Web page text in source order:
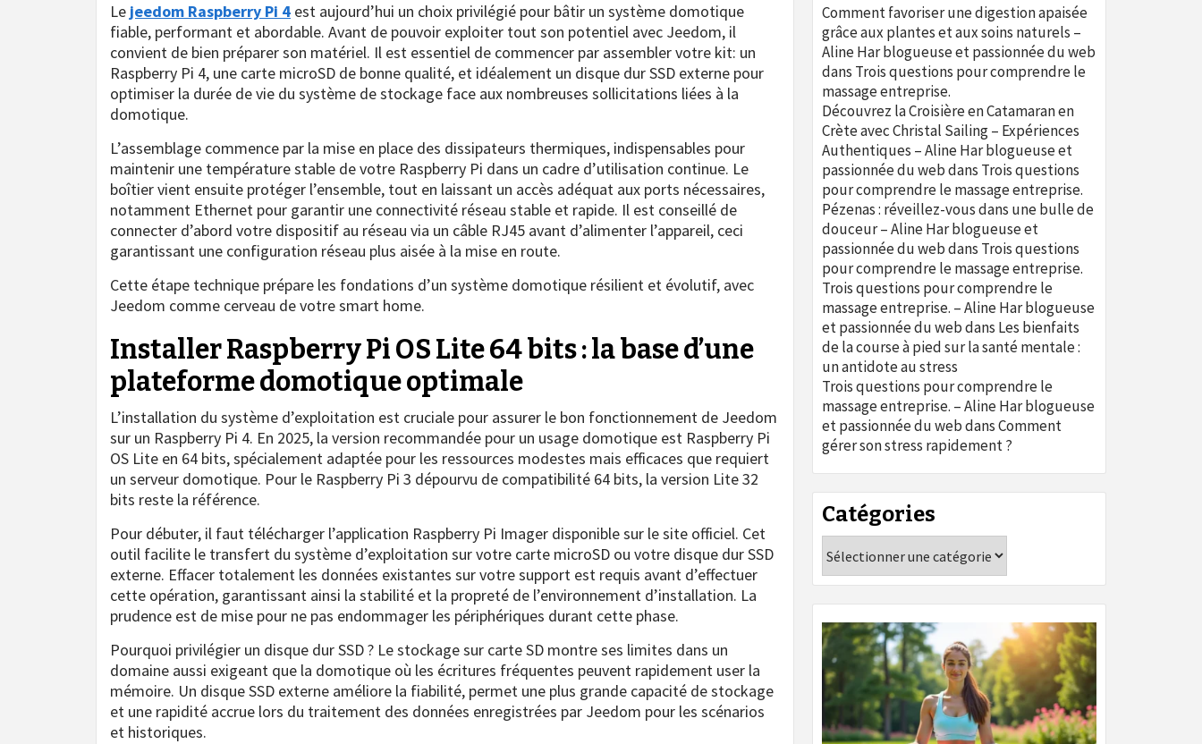
Le jeedom Raspberry Pi 4 est aujourd’hui un choix privilégié pour bâtir un système domotique
fiable, performant et abordable. Avant de pouvoir exploiter tout son potentiel avec Jeedom, il
convient de bien préparer son matériel. Il est essentiel de commencer par assembler votre kit: un
Raspberry Pi 4, une carte microSD de bonne qualité, et idéalement un disque dur SSD externe pour
optimiser la durée de vie du système de stockage face aux nombreuses sollicitations liées à la
domotique.
L’assemblage commence par la mise en place des dissipateurs thermiques, indispensables pour
maintenir une température stable de votre Raspberry Pi dans un cadre d’utilisation continue. Le
boîtier vient ensuite protéger l’ensemble, tout en laissant un accès adéquat aux ports nécessaires,
notamment Ethernet pour garantir une connectivité réseau stable et rapide. Il est conseillé de
connecter d’abord votre dispositif au réseau via un câble RJ45 avant d’alimenter l’appareil, ceci
garantissant une configuration réseau plus aisée à la mise en route.
Cette étape technique prépare les fondations d’un système domotique résilient et évolutif, avec
Jeedom comme cerveau de votre smart home.
Installer Raspberry Pi OS Lite 64 bits : la base d’une
plateforme domotique optimale
L’installation du système d’exploitation est cruciale pour assurer le bon fonctionnement de Jeedom
sur un Raspberry Pi 4. En 2025, la version recommandée pour un usage domotique est Raspberry Pi
OS Lite en 64 bits, spécialement adaptée pour les ressources modestes mais efficaces que requiert
un serveur domotique. Pour le Raspberry Pi 3 dépourvu de compatibilité 64 bits, la version Lite 32
bits reste la référence.
Pour débuter, il faut télécharger l’application Raspberry Pi Imager disponible sur le site officiel. Cet
outil facilite le transfert du système d’exploitation sur votre carte microSD ou votre disque dur SSD
externe. Effacer totalement les données existantes sur votre support est requis avant d’effectuer
cette opération, garantissant ainsi la stabilité et la propreté de l’environnement d’installation. La
prudence est de mise pour ne pas endommager les périphériques durant cette phase.
Pourquoi privilégier un disque dur SSD ? Le stockage sur carte SD montre ses limites dans un
domaine aussi exigeant que la domotique où les écritures fréquentes peuvent rapidement user la
mémoire. Un disque SSD externe améliore la fiabilité, permet une plus grande capacité de stockage
et une rapidité accrue lors du traitement des données enregistrées par Jeedom pour les scénarios
et historiques.
Comment favoriser une digestion apaisée
grâce aux plantes et aux soins naturels –
Aline Har blogueuse et passionnée du web
dans Trois questions pour comprendre le
massage entreprise.
Découvrez la Croisière en Catamaran en
Crète avec Christal Sailing – Expériences
Authentiques – Aline Har blogueuse et
passionnée du webdans Trois questions
pour comprendre le massage entreprise.
Pézenas : réveillez-vous dans une bulle de
douceur – Aline Har blogueuse et
passionnée du webdans Trois questions
pour comprendre le massage entreprise.
Trois questions pour comprendre le
massage entreprise. – Aline Har blogueuse
et passionnée du webdans Les bienfaits
de la course à pied sur la santé mentale :
un antidote au stress
Trois questions pour comprendre le
massage entreprise. – Aline Har blogueuse
et passionnée du webdansComment
gérer son stress rapidement ?
Catégories